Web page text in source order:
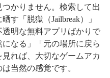
かりません。検索して出
す「脱獄（Jailbreak）」
明な無料アプリばかりで
なる」「元の場所に戻ら
れば、大切なゲームアカ
当然の感覚です。